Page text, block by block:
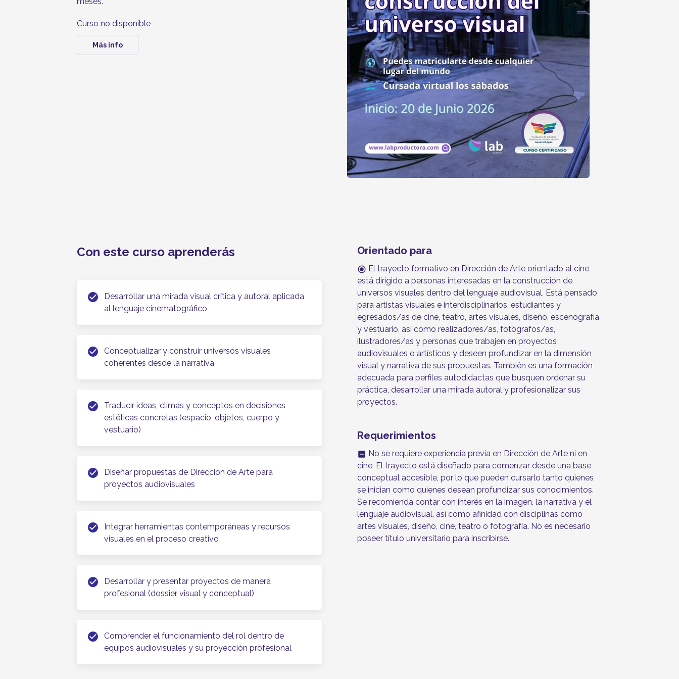
Curso no disponible
Más info
Con este curso aprenderás
check_circle
Desarrollar una mirada visual crítica y autoral aplicada
al lenguaje cinematográfico
check_circle
Conceptualizar y construir universos visuales
coherentes desde la narrativa
check_circle
Traducir ideas, climas y conceptos en decisiones
estéticas concretas (espacio, objetos, cuerpo y
vestuario)
check_circle
Diseñar propuestas de Dirección de Arte para
proyectos audiovisuales
check_circle
Integrar herramientas contemporáneas y recursos
visuales en el proceso creativo
check_circle
Desarrollar y presentar proyectos de manera
profesional (dossier visual y conceptual)
check_circle
Comprender el funcionamiento del rol dentro de
equipos audiovisuales y su proyección profesional
Orientado para
radio_button_checked El trayecto formativo en Dirección de Arte orientado al cine
está dirigido a personas interesadas en la construcción de
universos visuales dentro del lenguaje audiovisual. Está pensado
para artistas visuales e interdisciplinarios, estudiantes y
egresados/as de cine, teatro, artes visuales, diseño, escenografía
y vestuario, así como realizadores/as, fotógrafos/as,
ilustradores/as y personas que trabajen en proyectos
audiovisuales o artísticos y deseen profundizar en la dimensión
visual y narrativa de sus propuestas. También es una formación
adecuada para perfiles autodidactas que busquen ordenar su
práctica, desarrollar una mirada autoral y profesionalizar sus
proyectos.
Requerimientos
indeterminate_check_box No se requiere experiencia previa en Dirección de Arte ni en
cine. El trayecto está diseñado para comenzar desde una base
conceptual accesible, por lo que pueden cursarlo tanto quienes
se inician como quienes desean profundizar sus conocimientos.
Se recomienda contar con interés en la imagen, la narrativa y el
lenguaje audiovisual, así como afinidad con disciplinas como
artes visuales, diseño, cine, teatro o fotografía. No es necesario
poseer título universitario para inscribirse.